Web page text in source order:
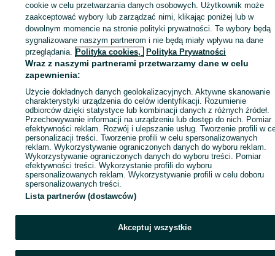
Prace zewnętrzne - Łódzkie
Prace zewnętrzne - Koluszki
KATEGORIA
894404113
Zadzwoń / SMS Wyślij wiadomość
cookie w celu przetwarzania danych osobowych. Użytkownik może
zaakceptować wybory lub zarządzać nimi, klikając poniżej lub w
dowolnym momencie na stronie polityki prywatności. Te wybory będą
sygnalizowane naszym partnerom i nie będą miały wpływu na dane
przeglądania. Polityka cookies, Polityka Prywatności
Wraz z naszymi partnerami przetwarzamy dane w celu
zapewnienia:
Użycie dokładnych danych geolokalizacyjnych. Aktywne skanowanie
charakterystyki urządzenia do celów identyfikacji. Rozumienie
odbiorców dzięki statystyce lub kombinacji danych z różnych źródeł.
Przechowywanie informacji na urządzeniu lub dostęp do nich. Pomiar
efektywności reklam. Rozwój i ulepszanie usług. Tworzenie profili w
personalizacji treści. Tworzenie profili w celu spersonalizowanych
reklam. Wykorzystywanie ograniczonych danych do wyboru reklam.
Wykorzystywanie ograniczonych danych do wyboru treści. Pomiar
efektywności treści. Wykorzystanie profili do wyboru
spersonalizowanych reklam. Wykorzystywanie profili w celu doboru
spersonalizowanych treści.
Lista partnerów (dostawców)
Akceptuj wszystkie